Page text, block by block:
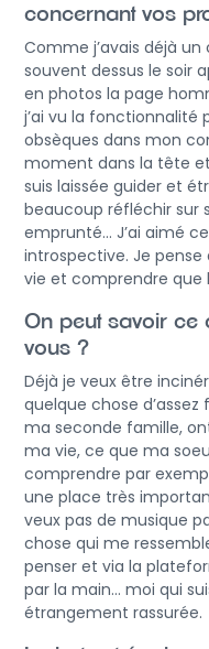
concernant vos
Comme j’avais déjà
souvent dessus le soir
en photos la page
j’ai vu la fonctionnalité
obsèques dans mon
moment dans la tête
suis laissée guider et
beaucoup réfléchir sur
emprunté… J’ai aimé
introspective. Je pense
vie et comprendre
On peut savoir ce
vous ?
Déjà je veux être
quelque chose
ma seconde famille,
ma vie, ce que ma
comprendre par
une place très
veux pas de musique
chose qui me
penser et via la
par la main… moi qui
étrangement rassurée.